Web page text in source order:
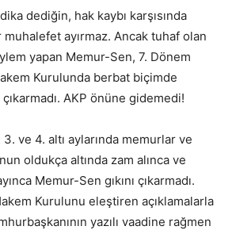
dediğin, hak kaybı karşısında
ayırmaz. Ancak tuhaf olan
yapan Memur-Sen, 7. Dönem
Kurulunda berbat biçimde
çıkarmadı. AKP önüne gidemedi!
ve 4. altı aylarında memurlar ve
oldukça altında zam alınca ve
Memur-Sen gıkını çıkarmadı.
Kurulunu eleştiren açıklamalarla
yazılı vaadine rağmen